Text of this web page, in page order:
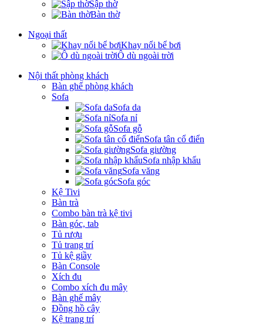
Sập thờ
Bàn thờ
Ngoại thất
Khay nổi bể bơi
Ô dù ngoài trời
Nội thất phòng khách
Bàn ghế phòng khách
Sofa
Sofa da
Sofa nỉ
Sofa gỗ
Sofa tân cổ điển
Sofa giường
Sofa nhập khẩu
Sofa văng
Sofa góc
Kệ Tivi
Bàn trà
Combo bàn trà kệ tivi
Bàn góc, tab
Tủ rượu
Tủ trang trí
Tủ kệ giầy
Bàn Console
Xích đu
Combo xích đu mây
Bàn ghế mây
Đồng hồ cây
Kệ trang trí